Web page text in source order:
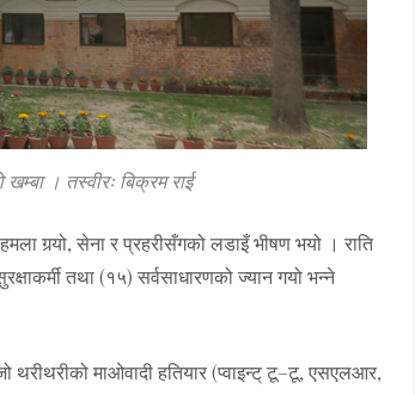
। तस्वीरः बिक्रम राई
गर्‍यो, सेना र प्रहरीसँगको लडाइँ भीषण भयो । राति
तथा (१५) सर्वसाधारणको ज्यान गयो भन्ने
थरीथरीको माओवादी हतियार (प्वाइन्ट् टू–टू, एसएलआर,